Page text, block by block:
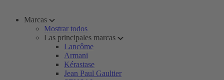
Marcas
Mostrar todos
Las principales marcas
Lancôme
Armani
Kérastase
Jean Paul Gaultier